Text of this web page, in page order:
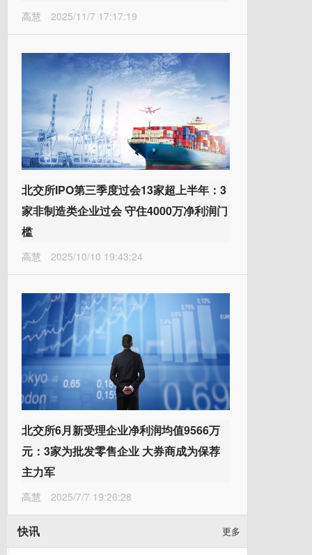
高慧 2025/11/7 17:17:19
北交所IPO第三季度过会13家超上半年：3
家非制造类企业过会 守住4000万净利润门
槛
高慧 2025/10/10 19:43:24
北交所6月新受理企业净利润均值9566万
元：3家为批发零售企业 大券商成为保荐
主力军
高慧 2025/7/7 19:26:28
快讯 更多